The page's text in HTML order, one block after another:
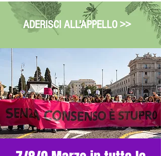
ADERISCI ALL'APPELLO >>